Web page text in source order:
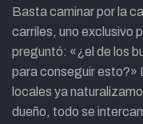
Basta caminar por la
carriles, uno exclusivo
preguntó: «¿el de los
para conseguir esto?»
locales ya
dueño, todo se